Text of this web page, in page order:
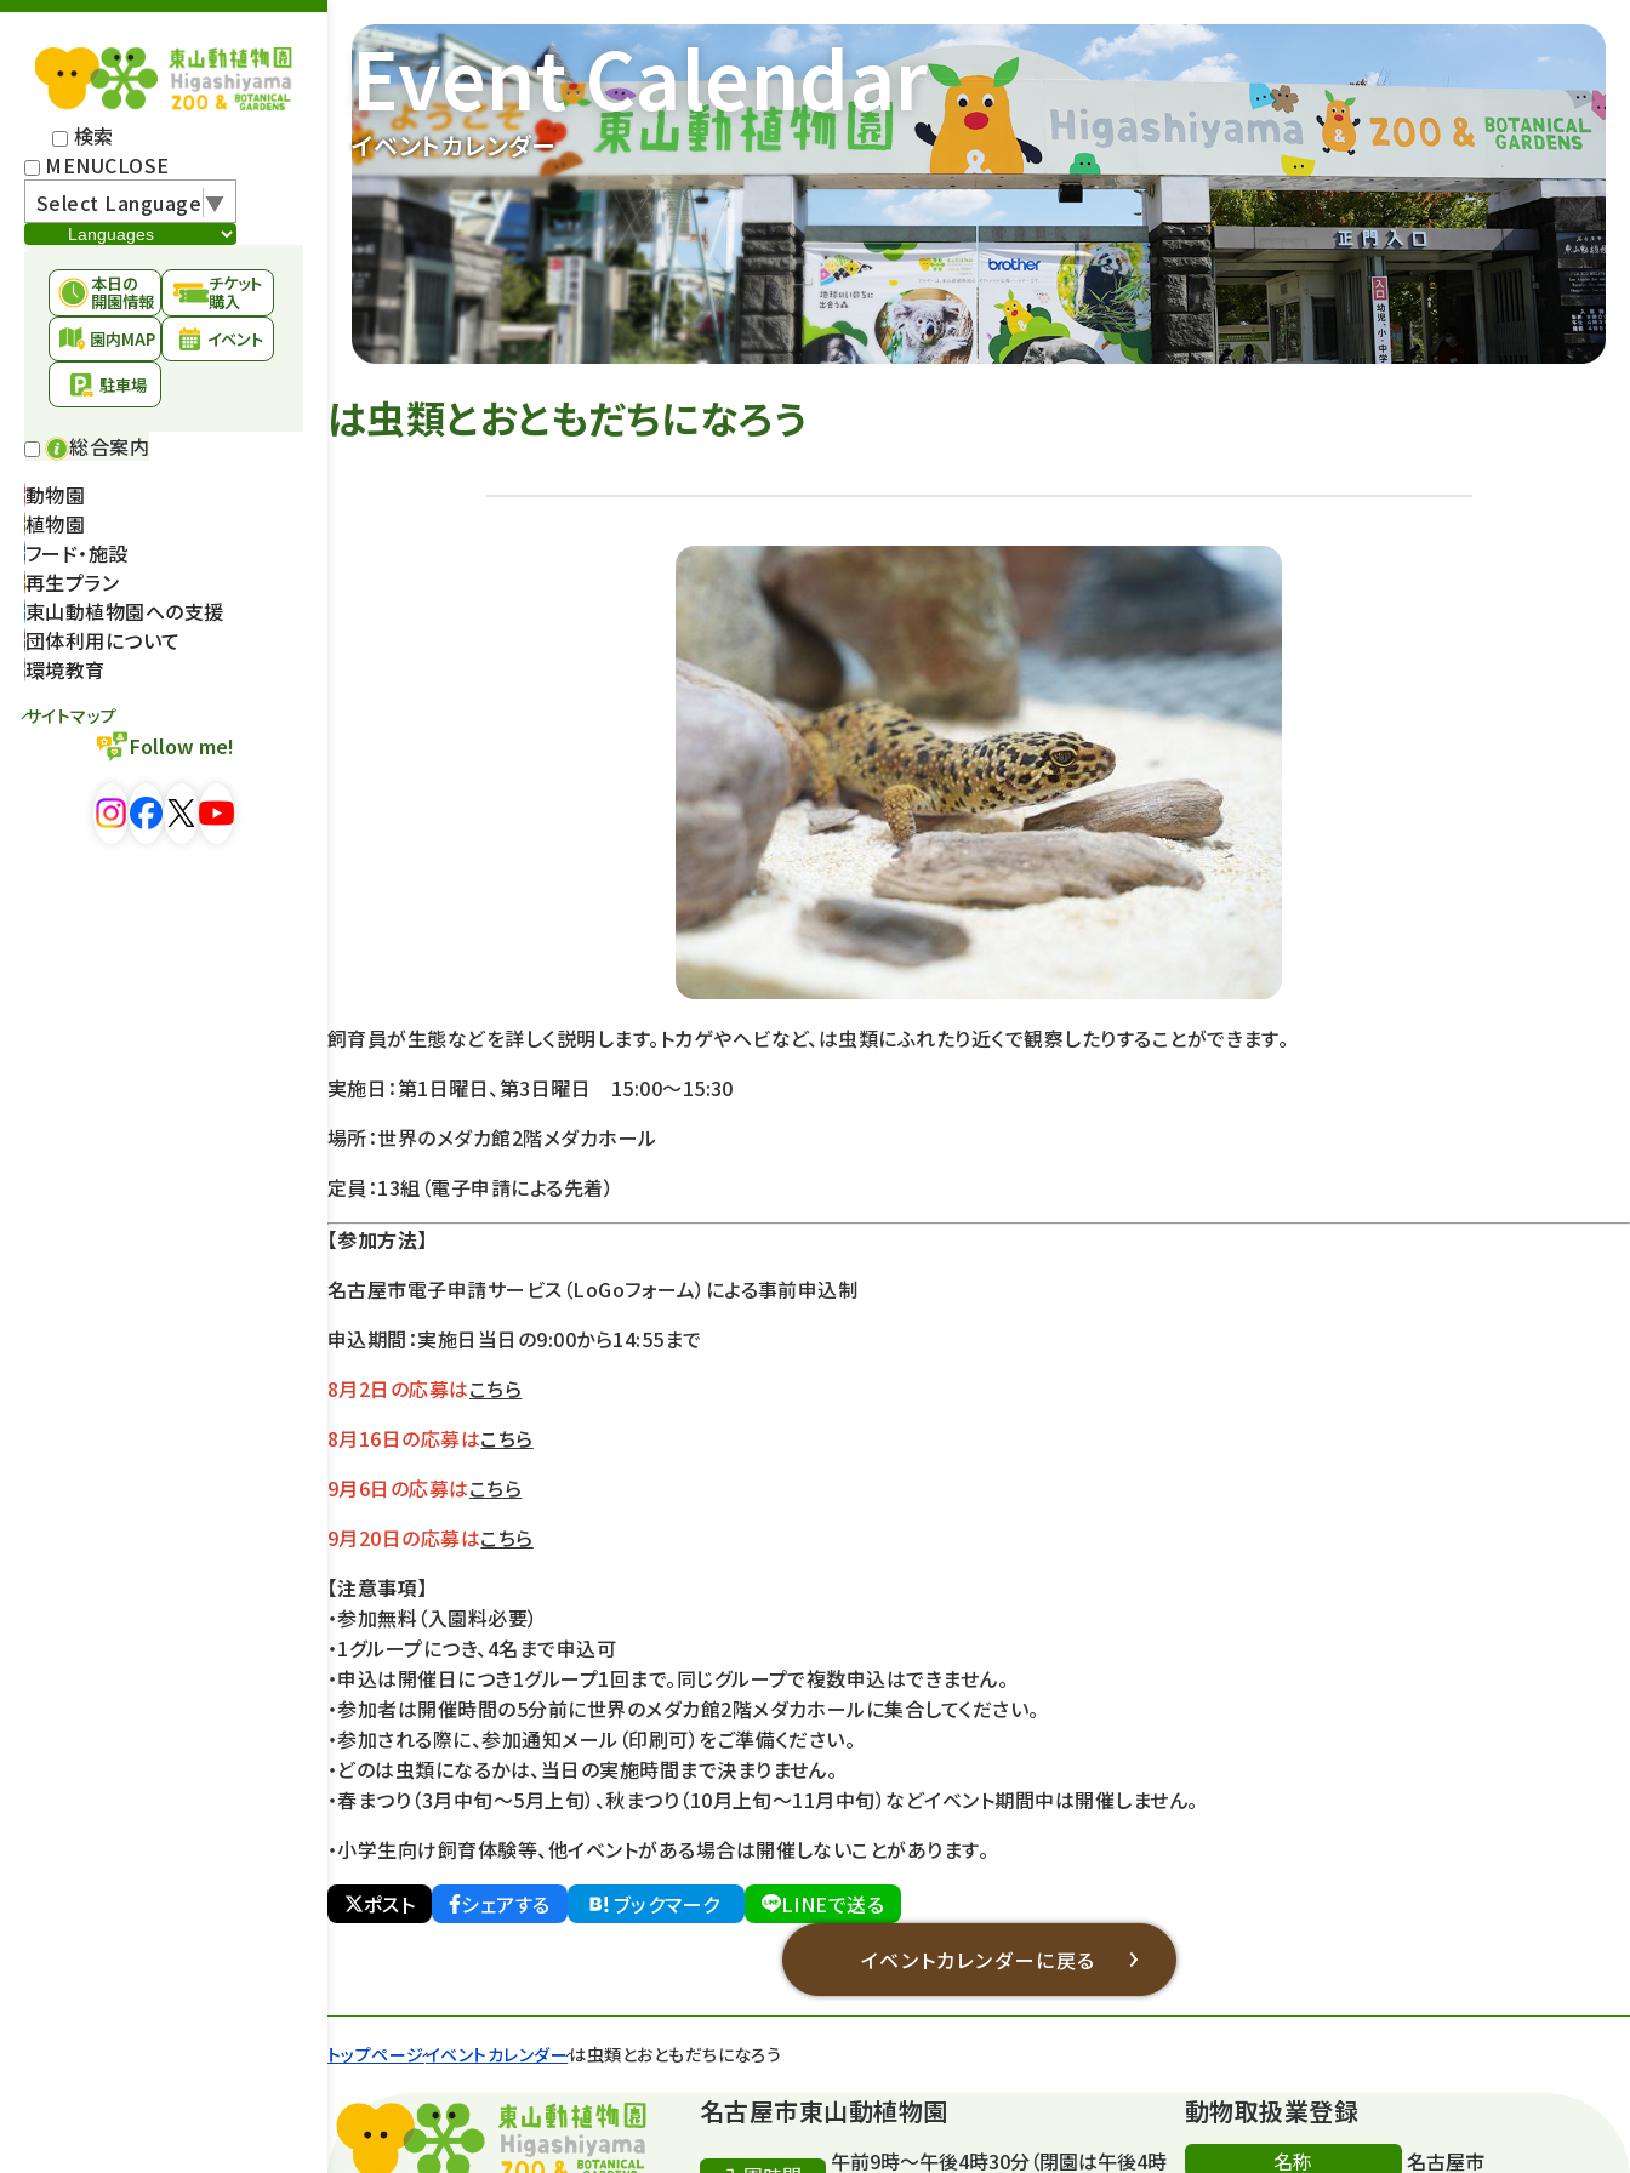
検索
MENUCLOSE
Select Language▼
本日の
開園情報
チケット
購入
園内MAP
イベント
駐車場
総合案内
動物園
植物園
フード・施設
再生プラン
東山動植物園への支援
団体利用について
環境教育
サイトマップ
Follow me!
イベントカレンダー
Event Calendar
トップページイベントカレンダーは虫類とおともだちになろう
は虫類とおともだちになろう
飼育員が生態などを詳しく説明します。トカゲやヘビなど、は虫類にふれたり近くで観察したりすることができます。
実施日：第1日曜日、第3日曜日 15:00～15:30
場所：世界のメダカ館2階メダカホール
定員：13組（電子申請による先着）
【参加方法】
名古屋市電子申請サービス（LoGoフォーム）による事前申込制
申込期間：実施日当日の9:00から14:55まで
8月2日の応募はこちら
8月16日の応募はこちら
9月6日の応募はこちら
9月20日の応募はこちら
【注意事項】
・参加無料（入園料必要）
・1グループにつき、4名まで申込可
・申込は開催日につき1グループ1回まで。同じグループで複数申込はできません。
・参加者は開催時間の5分前に世界のメダカ館2階メダカホールに集合してください。
・参加される際に、参加通知メール（印刷可）をご準備ください。
・どのは虫類になるかは、当日の実施時間まで決まりません。
・春まつり（3月中旬～5月上旬）、秋まつり（10月上旬～11月中旬）などイベント期間中は開催しません。
・小学生向け飼育体験等、他イベントがある場合は開催しないことがあります。
ポスト
シェアする ブックマーク
LINEで送る
イベントカレンダーに戻る
名古屋市東山動植物園
午前9時～午後4時30分（閉園は午後4時
動物取扱業登録
名称 名古屋市